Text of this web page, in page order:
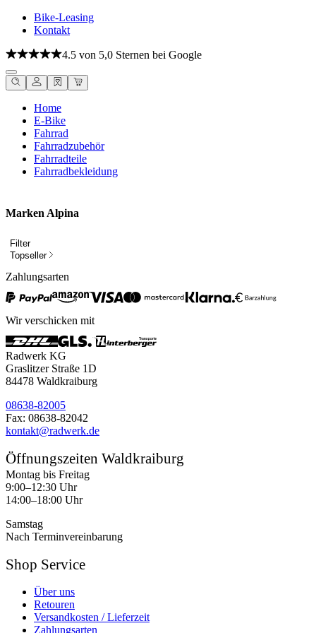
Bike-Leasing
Kontakt
4.5 von 5,0 Sternen bei Google
Home
E-Bike
Fahrrad
Fahrradzubehör
Fahrradteile
Fahrradbekleidung
Marken Alpina
Filter
Topseller
Zahlungsarten
Wir verschicken mit
Radwerk KG
Graslitzer Straße 1D
84478 Waldkraiburg
08638-82005
Fax: 08638-82042
kontakt@radwerk.de
Öffnungszeiten Waldkraiburg
Montag bis Freitag
9:00–12:30 Uhr
14:00–18:00 Uhr
Samstag
Nach Terminvereinbarung
Shop Service
Über uns
Retouren
Versandkosten / Lieferzeit
Zahlungsarten